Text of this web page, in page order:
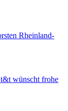
Rheinland-
wünscht frohe